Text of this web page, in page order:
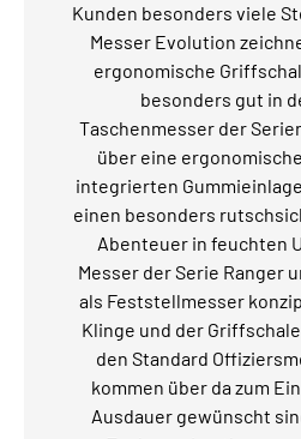
Kunden besonders viele
Messer Evolution
ergonomische
besonders gut in
Taschenmesser der
über eine
integrierten
einen besonders
Abenteuer in feuchten
Messer der Serie Ranger
als Feststellmesser
Klinge und der
den Standard
kommen über da zum
Ausdauer gewünscht